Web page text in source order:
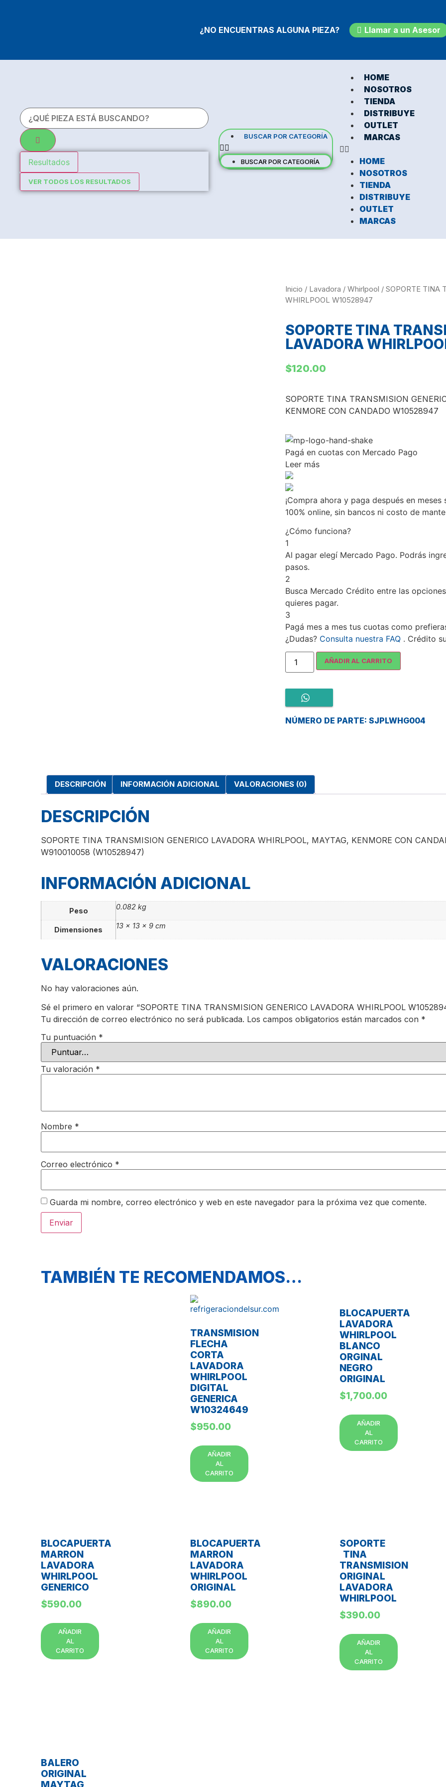
¿NO ENCUENTRAS ALGUNA PIEZA? Llamar a un Asesor
Resultados
VER TODOS LOS RESULTADOS
BUSCAR POR CATEGORÍA
BUSCAR POR CATEGORÍA
HOME
NOSOTROS
TIENDA
DISTRIBUYE
OUTLET
MARCAS
HOME
NOSOTROS
TIENDA
DISTRIBUYE
OUTLET
MARCAS
Inicio / Lavadora / Whirlpool / SOPORTE TINA
WHIRLPOOL W10528947
SOPORTE TINA
LAVADORA
$120.00
SOPORTE TINA TRANSMISION
KENMORE CON CANDADO W10528947
Pagá en cuotascon Mercado Pago
Leer más
¡Compra ahora y paga después en meses
100% online, sin bancos ni costo de
¿Cómo funciona?
1
Al pagar elegíMercado Pago. Podrás
pasos.
2
Busca Mercado Crédito entre las
quieres pagar.
3
Pagá mes a mes tus cuotas como
¿Dudas? Consulta nuestra FAQ. Crédito
AÑADIR AL CARRITO
NÚMERO DE PARTE: SJPLWHG004
DESCRIPCIÓN INFORMACIÓN ADICIONAL VALORACIONES (0)
DESCRIPCIÓN
SOPORTE TINA TRANSMISION GENERICO LAVADORA WHIRLPOOL, MAYTAG, KENMORE CON
W910010058 (W10528947)
INFORMACIÓN ADICIONAL
Peso 0.082 kg
Dimensiones 13 × 13 × 9 cm
VALORACIONES
No hay valoraciones aún.
Sé el primero en valorar “SOPORTE TINA TRANSMISION GENERICO LAVADORA WHIRLPOOL
Tu dirección de correo electrónico no será publicada. Los campos obligatorios están marcados con *
Tu puntuación *
Tu valoración *
Nombre *
Correo electrónico *
Guarda mi nombre, correo electrónico y web en este navegador para la próxima vez que comente.
TAMBIÉN TE RECOMENDAMOS…
TRANSMISION
FLECHA
CORTA
LAVADORA
WHIRLPOOL
DIGITAL
GENERICA
W10324649
$950.00
AÑADIR
AL
CARRITO
BLOCAPUERTA
LAVADORA
WHIRLPOOL
BLANCO
ORGINAL
NEGRO
ORIGINAL
$1,700.00
AÑADIR
AL
CARRITO
BLOCAPUERTA
MARRON
LAVADORA
WHIRLPOOL
GENERICO
$590.00
AÑADIR
AL
CARRITO
BLOCAPUERTA
MARRON
LAVADORA
WHIRLPOOL
ORIGINAL
$890.00
AÑADIR
AL
CARRITO
SOPORTE
TINA
TRANSMISION
ORIGINAL
LAVADORA
WHIRLPOOL
$390.00
AÑADIR
AL
CARRITO
BALERO
ORIGINAL